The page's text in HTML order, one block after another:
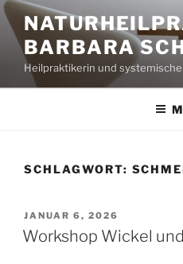
Zum
Inhalt
springenBARBARA
Heilpraktikerin und systemische
SCHLAGWORT:
VERÖFFENTLICHT
AM
JANUAR 6, 2026
Workshop Wickel